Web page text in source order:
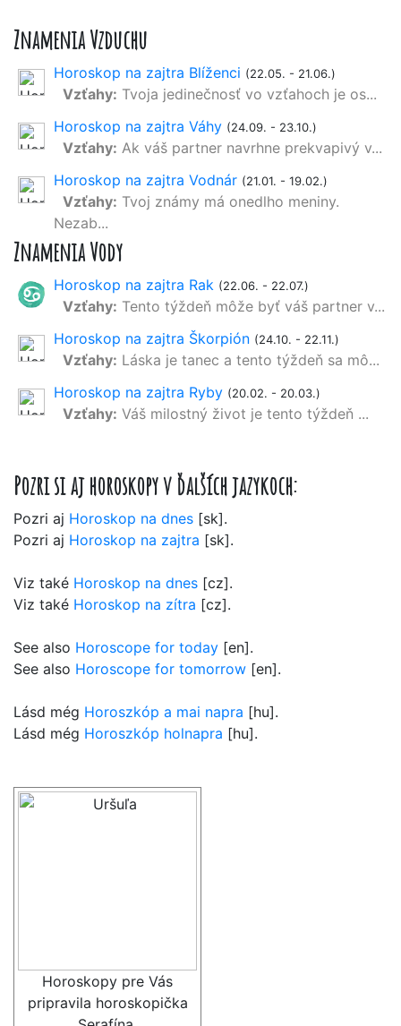
Znamenia Vzduchu
Horoskop na zajtra Blíženci (22.05. - 21.06.)
Vzťahy: Tvoja jedinečnosť vo vzťahoch je os...
Horoskop na zajtra Váhy (24.09. - 23.10.)
Vzťahy: Ak váš partner navrhne prekvapivý v...
Horoskop na zajtra Vodnár (21.01. - 19.02.)
Vzťahy: Tvoj známy má onedlho meniny.
Nezab...
Znamenia Vody
Horoskop na zajtra Rak (22.06. - 22.07.)
Vzťahy: Tento týždeň môže byť váš partner v...
Horoskop na zajtra Škorpión (24.10. - 22.11.)
Vzťahy: Láska je tanec a tento týždeň sa mô...
Horoskop na zajtra Ryby (20.02. - 20.03.)
Vzťahy: Váš milostný život je tento týždeň ...
Pozri si aj horoskopy v ďalších jazykoch:
Pozri aj Horoskop na dnes [sk].
Pozri aj Horoskop na zajtra [sk].
Viz také Horoskop na dnes [cz].
Viz také Horoskop na zítra [cz].
See also Horoscope for today [en].
See also Horoscope for tomorrow [en].
Lásd még Horoszkóp a mai napra [hu].
Lásd még Horoszkóp holnapra [hu].
Horoskopy pre Vás
pripravila horoskopička